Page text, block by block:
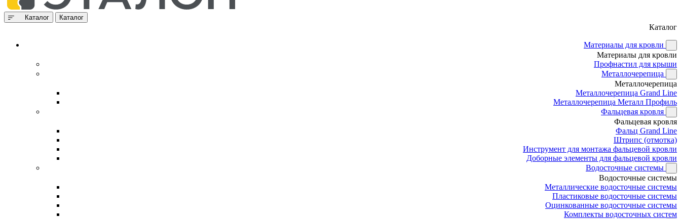
Каталог Каталог
Каталог
Материалы для кровли
Материалы для кровли
Профнастил для крыши
Металлочерепица
Металлочерепица
Металлочерепица Grand Line
Металлочерепица Металл Профиль
Фальцевая кровля
Фальцевая кровля
Фальц Grand Line
Штрипс (отмотка)
Инструмент для монтажа фальцевой кровли
Доборные элементы для фальцевой кровли
Водосточные системы
Водосточные системы
Металлические водосточные системы
Пластиковые водосточные системы
Оцинкованные водосточные системы
Комплекты водосточных систем